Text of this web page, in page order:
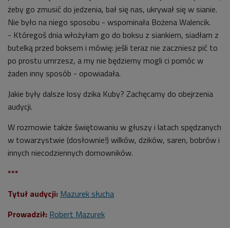
żeby go zmusić do jedzenia, bał się nas, ukrywał się w sianie.
Nie było na niego sposobu - wspominała Bożena Walencik.
- Któregoś dnia włożyłam go do boksu z siankiem, siadłam z
butelką przed boksem i mówię: jeśli teraz nie zaczniesz pić to
po prostu umrzesz, a my nie będziemy mogli ci pomóc w
żaden inny sposób - opowiadała.
Jakie były dalsze losy dzika Kuby? Zachęcamy do obejrzenia
audycji.
W rozmowie także świętowaniu w głuszy i latach spędzanych
w towarzystwie (dosłownie!) wilków, dzików, saren, bobrów i
innych niecodziennych domowników.
***
Tytuł audycji: Mazurek słucha
Prowadził: Robert Mazurek